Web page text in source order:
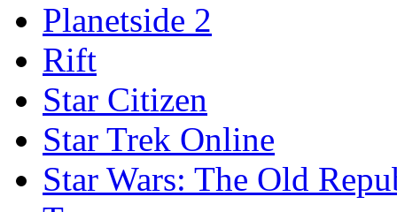
Planetside 2
Rift
Star Citizen
Star Trek Online
Star Wars: The Old